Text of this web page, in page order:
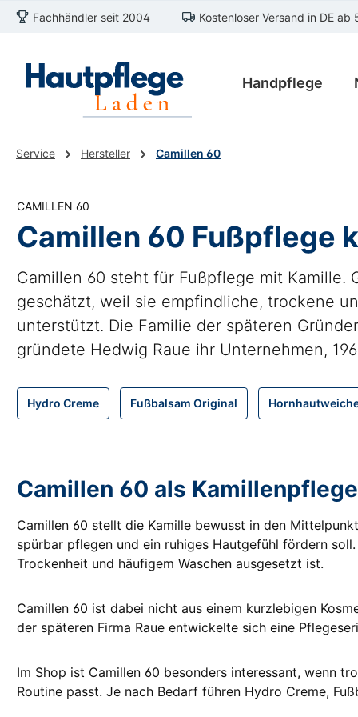
Hauptinhalt springen
Zur Suche springen
Zur Hauptnavigation springen
Fachhändler seit 2004 Kostenloser Versand in DE ab
Handpflege
Service Hersteller Camillen 60
CAMILLEN 60
Camillen 60 Fußpflege
Camillen 60 steht für Fußpflege mit
geschätzt, weil sie empfindliche, trockene
unterstützt. Die Familie der späteren
gründete Hedwig Raue ihr Unternehmen,
Hydro Creme Fußbalsam Original
Camillen 60 als
Camillen 60 stellt die Kamille bewusst in den
spürbar pflegen und ein ruhiges Hautgefühl fördern
Trockenheit und häufigem Waschen ausgesetzt ist.
Camillen 60 ist dabei nicht aus einem kurzlebigen
der späteren Firma Raue entwickelte sich eine
Im Shop ist Camillen 60 besonders interessant, wenn
Routine passt. Je nach Bedarf führen Hydro Creme,